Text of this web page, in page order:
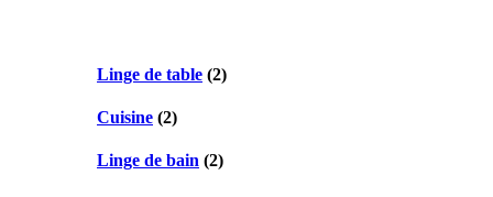
Linge de table (2)
Cuisine (2)
Linge de bain (2)